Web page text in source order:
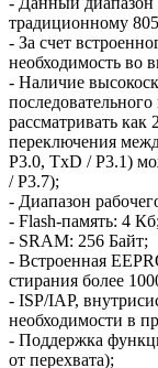
традиционному
- За счет
необходимость во
- Наличие
рассматривать как
переключения
P3.0, TxD / P3.1)
/ P3.7);
- Диапазон
- Flash-память: 4 Кб;
- SRAM: 256 Байт;
- Встроенная
стирания более
- ISP/IAP,
необходимости в
- Поддержка
от перехвата);